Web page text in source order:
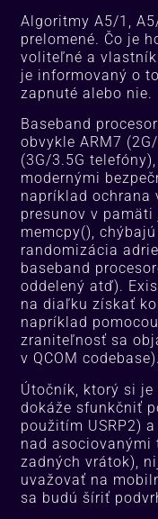
Algoritmy A5/1,
prelomené. Čo je
voliteľné a
je informovaný o
zapnuté alebo nie.
Baseband
obvykle ARM7
(3G/3.5G
modernými
napríklad ochrana
presunov v
memcpy(),
randomizácia
baseband
oddelený atď).
na diaľku získať
napríklad
zraniteľnosť sa
v QCOM codebase).
Útočník, ktorý si je
dokáže sfunkčniť
použitím USRP2)
nad asociovanými
zadných vrátok),
uvažovať na
sa budú šíriť